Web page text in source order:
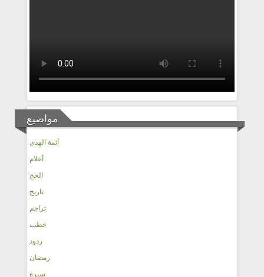
مواضيع
أئمة الهدى
أعلام
الحج
تاريخ
تراجم
خطب
ردود
رمضان
سيرة